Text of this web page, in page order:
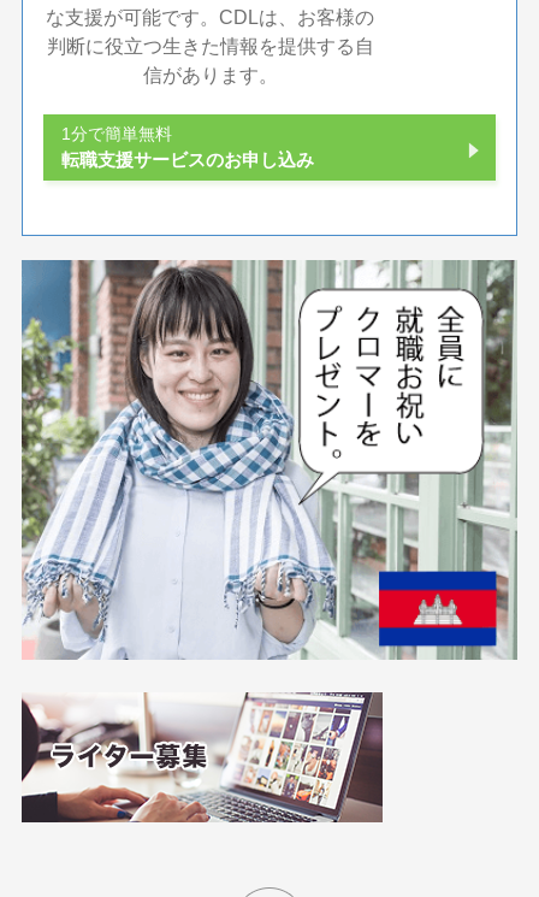
な支援が可能です。CDLは、お客様の
判断に役立つ生きた情報を提供する自
信があります。
1分で簡単無料
転職支援サービスのお申し込み